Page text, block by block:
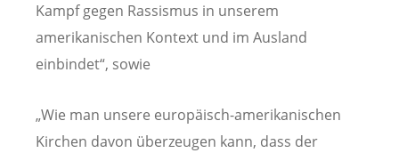
Kampf gegen Rassismus in unserem
amerikanischen Kontext und im Ausland
einbindet“, sowie
„Wie man unsere europäisch-amerikanischen
Kirchen davon überzeugen kann, dass der